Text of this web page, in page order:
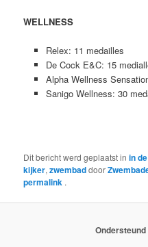
WELLNESS
Relex: 11 medailles
De Cock E&C: 15
Alpha Wellness
Sanigo Wellness: 30
Dit bericht werd geplaatst inin
kijker,zwembaddoor
permalink .